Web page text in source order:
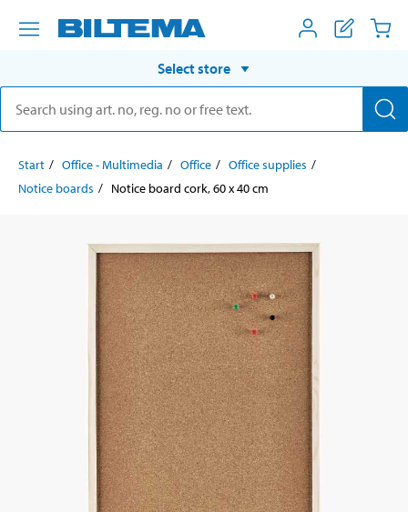
Select store
Start Office - Multimedia Office
Office supplies
Notice boards
Notice board cork, 60 x 40 cm